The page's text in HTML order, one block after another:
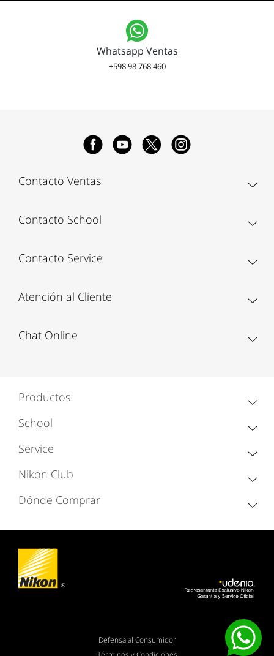
Whatsapp Ventas
+598 98 768 460
Contacto Ventas
Contacto School
Contacto Service
Atención al Cliente
Chat Online
Productos
School
Service
Nikon Club
Dónde Comprar
Defensa al Consumidor